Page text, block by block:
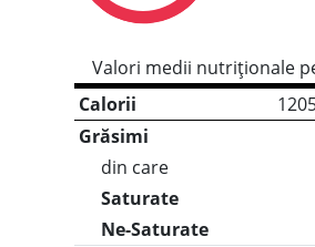
Valori medii nutriționale
Calorii
Grăsimi
din care
Saturate
Ne-Saturate